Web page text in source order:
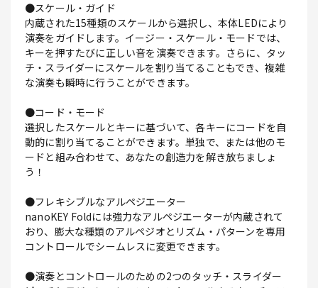
●スケール・ガイド
内蔵された15種類のスケールから選択し、本体LEDにより
演奏をガイドします。イージー・スケール・モードでは、
キーを押すたびに正しい音を演奏できます。さらに、タッ
チ・スライダーにスケールを割り当てることもでき、複雑
な演奏も瞬時に行うことができます。
●コード・モード
選択したスケールとキーに基づいて、各キーにコードを自
動的に割り当てることができます。単独で、または他のモ
ードと組み合わせて、あなたの創造力を解き放ちましょ
う！
●フレキシブルなアルペジエーター
nanoKEY Foldには強力なアルペジエーターが内蔵されて
おり、膨大な種類のアルペジオとリズム・パターンを専用
コントロールでシームレスに変更できます。
●演奏とコントロールのための2つのタッチ・スライダー